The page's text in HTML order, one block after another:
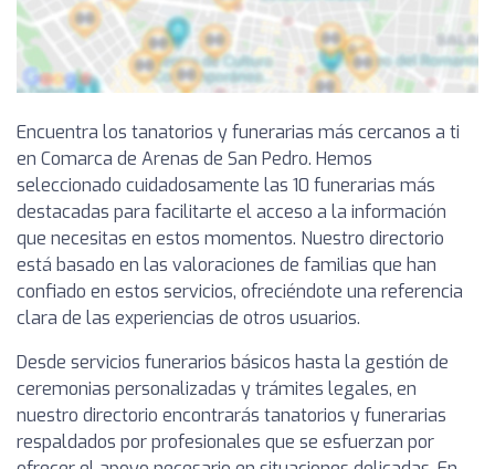
Encuentra los tanatorios y funerarias más cercanos a ti
en Comarca de Arenas de San Pedro. Hemos
seleccionado cuidadosamente las 10 funerarias más
destacadas para facilitarte el acceso a la información
que necesitas en estos momentos. Nuestro directorio
está basado en las valoraciones de familias que han
confiado en estos servicios, ofreciéndote una referencia
clara de las experiencias de otros usuarios.
Desde servicios funerarios básicos hasta la gestión de
ceremonias personalizadas y trámites legales, en
nuestro directorio encontrarás tanatorios y funerarias
respaldados por profesionales que se esfuerzan por